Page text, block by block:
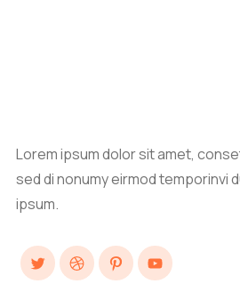
Lorem ipsum dolor sit amet,
sed di nonumy eirmod temporinvi
ipsum.
TwitterDribbblePinterestYouTube